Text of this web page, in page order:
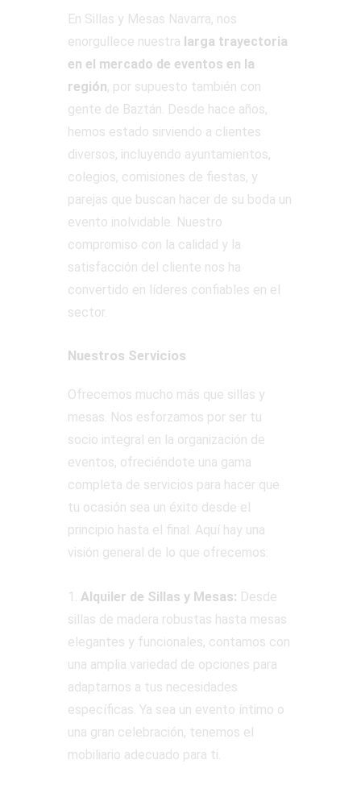
En Sillas y Mesas Navarra, nos
enorgullece nuestra larga trayectoria
en el mercado de eventos en la
región, por supuesto también con
gente de Baztán. Desde hace años,
hemos estado sirviendo a clientes
diversos, incluyendo ayuntamientos,
colegios, comisiones de fiestas, y
parejas que buscan hacer de su boda un
evento inolvidable. Nuestro
compromiso con la calidad y la
satisfacción del cliente nos ha
convertido en líderes confiables en el
sector.
Nuestros Servicios
Ofrecemos mucho más que sillas y
mesas. Nos esforzamos por ser tu
socio integral en la organización de
eventos, ofreciéndote una gama
completa de servicios para hacer que
tu ocasión sea un éxito desde el
principio hasta el final. Aquí hay una
visión general de lo que ofrecemos:
1. Alquiler de Sillas y Mesas: Desde
sillas de madera robustas hasta mesas
elegantes y funcionales, contamos con
una amplia variedad de opciones para
adaptarnos a tus necesidades
específicas. Ya sea un evento íntimo o
una gran celebración, tenemos el
mobiliario adecuado para ti.